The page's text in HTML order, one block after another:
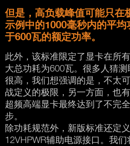
但是，高负载峰值可能只在
示例中的1000毫秒内的平
于600瓦的额定功率。
此外，该标准限定了显卡在所
大总功耗为600瓦。很多人猜
很高，我们想强调的是，不太
战定义的极限，另一方面，也
超频高端显卡最终达到了不完
步。
除功耗规范外，新版标准还定
12VHPWR辅助电源接口。我